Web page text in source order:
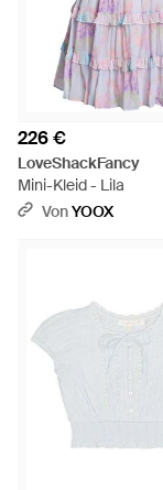
226 €
LoveShackFancy
Mini-Kleid - Lila
VonYOOX